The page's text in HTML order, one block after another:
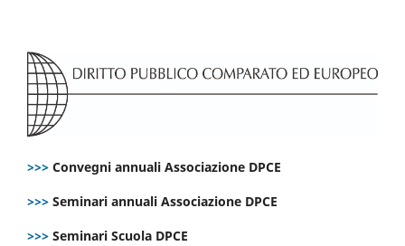
>>> Convegni annuali Associazione DPCE
>>> Seminari annuali Associazione DPCE
>>> Seminari Scuola DPCE